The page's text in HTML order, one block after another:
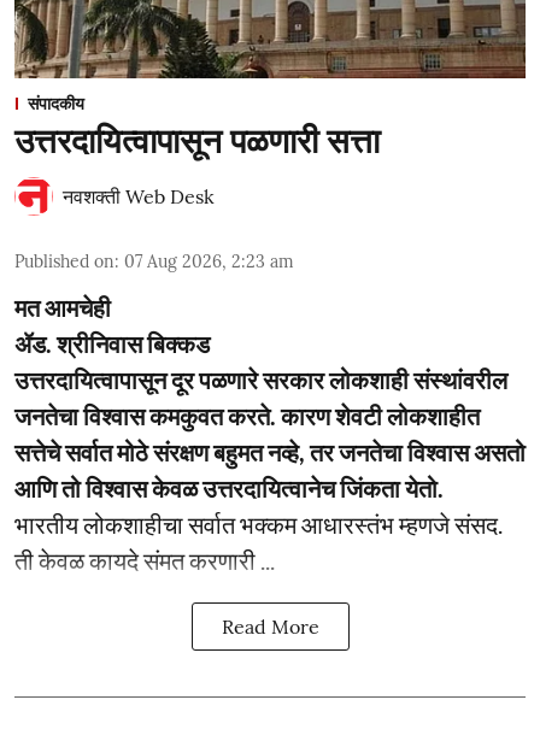
संपादकीय
उत्तरदायित्वापासून पळणारी सत्ता
नवशक्ती Web Desk
Published on: 07 Aug 2026, 2:23 am
मत आमचेही
ॲड. श्रीनिवास बिक्कड
उत्तरदायित्वापासून दूर पळणारे सरकार लोकशाही संस्थांवरील
जनतेचा विश्वास कमकुवत करते. कारण शेवटी लोकशाहीत
सत्तेचे सर्वात मोठे संरक्षण बहुमत नव्हे, तर जनतेचा विश्वास असतो
आणि तो विश्वास केवळ उत्तरदायित्वानेच जिंकता येतो.
भारतीय लोकशाहीचा सर्वात भक्कम आधारस्तंभ म्हणजे संसद.
ती केवळ कायदे संमत करणारी ...
Read More